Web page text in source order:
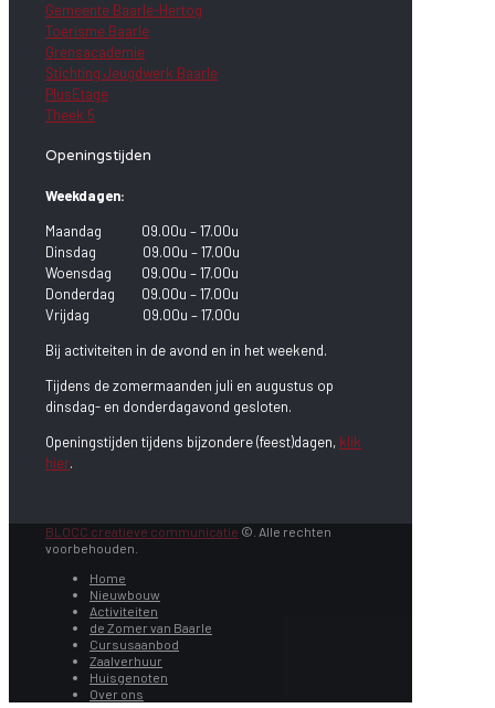
Gemeente Baarle-Hertog
Toerisme Baarle
Grensacademie
Stichting Jeugdwerk Baarle
PlusEtage
Theek 5
Openingstijden
Weekdagen:
Maandag 09.00u – 17.00u
Dinsdag 09.00u – 17.00u
Woensdag 09.00u – 17.00u
Donderdag 09.00u – 17.00u
Vrijdag 09.00u – 17.00u
Bij activiteiten in de avond en in het weekend.
Tijdens de zomermaanden juli en augustus op
dinsdag- en donderdagavond gesloten.
Openingstijden tijdens bijzondere (feest)dagen, klik
hier.
BLOCC creatieve communicatie ©. Alle rechten
voorbehouden.
Home
Nieuwbouw
Activiteiten
de Zomer van Baarle
Cursusaanbod
Zaalverhuur
Huisgenoten
Over ons